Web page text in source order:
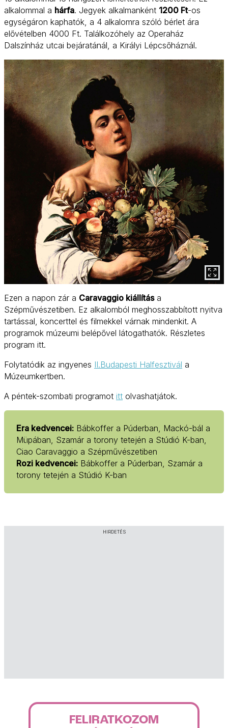
alkalommal a hárfa. Jegyek alkalmanként 1200 Ft-os
egységáron kaphatók, a 4 alkalomra szóló bérlet ára
elővételben 4000 Ft. Találkozóhely az Operaház
Dalszínház utcai bejáratánál, a Királyi Lépcsőháznál.
Ezen a napon zár a Caravaggio kiállítása
Szépművészetiben. Ez alkalomból meghosszabbított nyitva
tartással, koncerttel és filmekkel várnak mindenkit. A
programok múzeumi belépővel látogathatók. Részletes
program itt.
Folytatódik az ingyenes II.Budapesti Halfesztivál a
Múzeumkertben.
A péntek-szombati programot itt olvashatjátok.
Era kedvencei: Bábkoffer a Púderban, Mackó-bál a
Müpában, Szamár a torony tetején a Stúdió K-ban,
Ciao Caravaggio a Szépművészetiben
Rozi kedvencei: Bábkoffer a Púderban, Szamár a
torony tetején a Stúdió K-ban
HIRDETÉS
FELIRATKOZOM